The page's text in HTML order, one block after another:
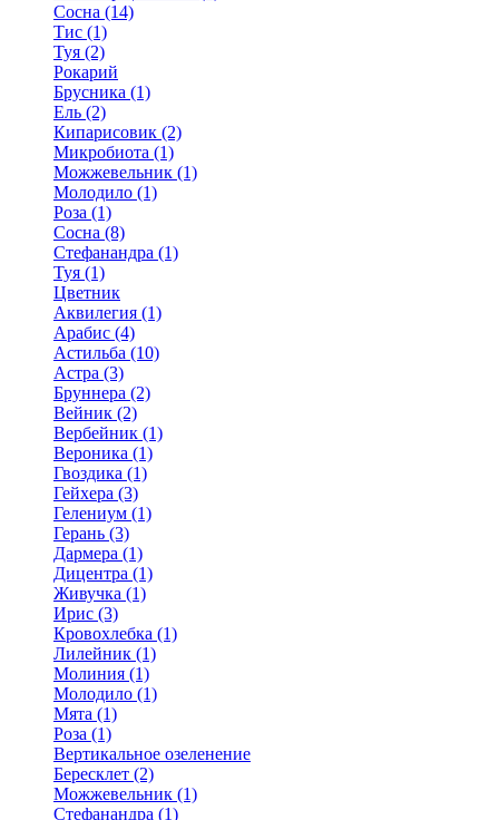
Сосна (14)
Тис (1)
Туя (2)
Рокарий
Брусника (1)
Ель (2)
Кипарисовик (2)
Микробиота (1)
Можжевельник (1)
Молодило (1)
Роза (1)
Сосна (8)
Стефанандра (1)
Туя (1)
Цветник
Аквилегия (1)
Арабис (4)
Астильба (10)
Астра (3)
Бруннера (2)
Вейник (2)
Вербейник (1)
Вероника (1)
Гвоздика (1)
Гейхера (3)
Гелениум (1)
Герань (3)
Дармера (1)
Дицентра (1)
Живучка (1)
Ирис (3)
Кровохлебка (1)
Лилейник (1)
Молиния (1)
Молодило (1)
Мята (1)
Роза (1)
Вертикальное озеленение
Бересклет (2)
Можжевельник (1)
Стефанандра (1)